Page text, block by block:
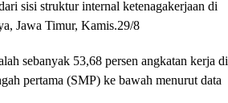
sisi struktur internal ketenagakerjaan di
Jawa Timur, Kamis.29/8
sebanyak 53,68 persen angkatan kerja di
pertama (SMP) ke bawah menurut data